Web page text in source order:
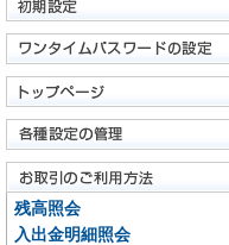
残高照会
入出金明細照会